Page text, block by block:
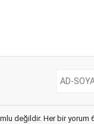
değildir. Her bir yorum